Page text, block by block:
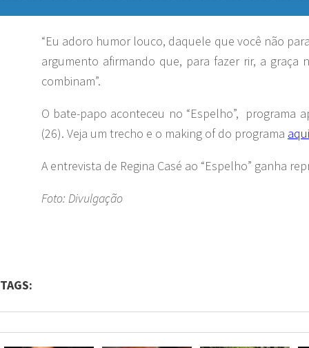
“Eu adoro humor louco, daquele que você não
argumento afirmando que, para fazer rir, a
combinam”.
O bate-papo aconteceu no “Espelho”, programa
(26). Veja um trecho e o making of do programa aqui
A entrevista de Regina Casé ao “Espelho” ganha
Foto: Divulgação
TAGS: